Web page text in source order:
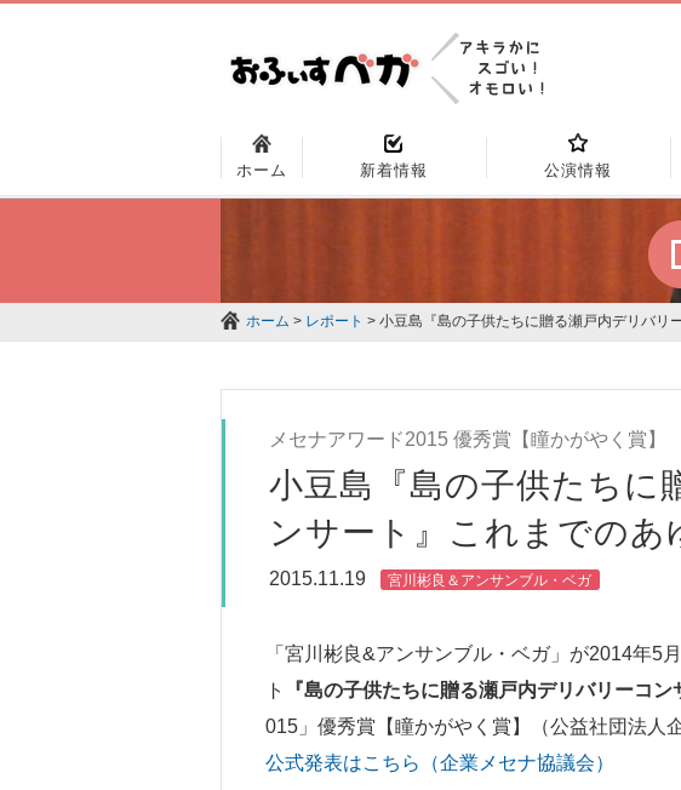
ホーム 新着情報 公演情報
ホーム > レポート > 小豆島『島の子供たちに贈る瀬戸内デリバリ
メセナアワード2015 優秀賞【瞳かがやく賞】
小豆島『島の子供たちに
ンサート』これまでのあ
2015.11.19 宮川彬良＆アンサンブル・ベガ
「宮川彬良&アンサンブル・ベガ」が2014年5
ト
『島の子供たちに贈る瀬戸内デリバリーコン
015」 優秀賞【瞳かがやく賞】（公益社団法人
公式発表はこちら（企業メセナ協議会）